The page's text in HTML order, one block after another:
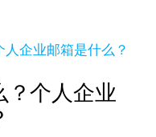
人企业邮箱是什么？
？个人企业